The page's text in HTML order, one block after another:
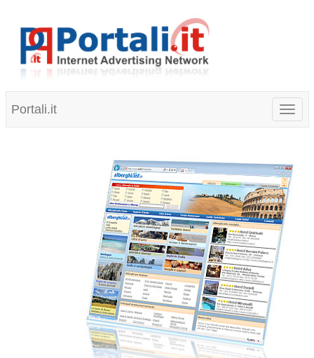
Portali.it